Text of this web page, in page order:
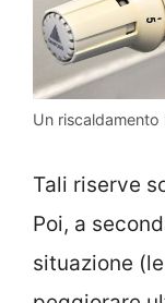
Un riscaldamento
Tali riserve
Poi, a
situazione